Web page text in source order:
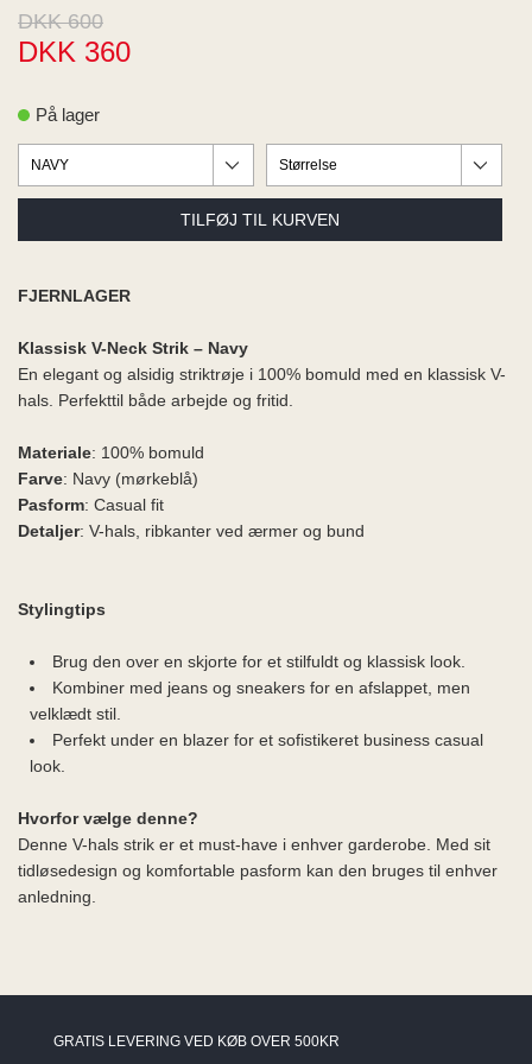
MODA
DKK 600
DKK 360
På lager
FJERNLAGER
Klassisk V-Neck Strik – Navy
En elegant og alsidig striktrøje i 100% bomuld med en klassisk V-
hals. Perfekttil både arbejde og fritid.
Materiale: 100% bomuld
Farve: Navy (mørkeblå)
Pasform: Casual fit
Detaljer: V-hals, ribkanter ved ærmer og bund
Stylingtips
Brug den over en skjorte for et stilfuldt og klassisk look.
Kombiner med jeans og sneakers for en afslappet, men
velklædt stil.
Perfekt under en blazer for et sofistikeret business casual
look.
Hvorfor vælge denne?
Denne V-hals strik er et must-have i enhver garderobe. Med sit
tidløsedesign og komfortable pasform kan den bruges til enhver
anledning.
GRATIS LEVERING VED KØB OVER 500KR